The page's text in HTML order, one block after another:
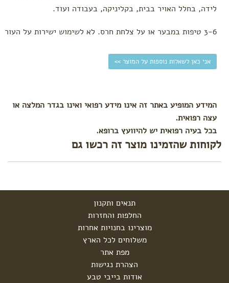
צירים
והתאוששות
לידה, בחלל האויר בבית, בקליניקה, בעבודה ועוד.
3-6 טיפות במבער או על צלחת חרס. לא לשימוש ישירות על העור
אני כאן לשאלות נוספות על המוצר >>
המידע המופיע באתר זה אינו מידע רפואי ואינו בגדר המלצה או
עצה רפואית.
בכל בעיה רפואית יש להיוועץ ברופא.
לקוחות שהזמינו מוצר זה רכשו גם
תנאים ותקנון
החלפות והחזרות
מוצרינו בחנויות אחרות
משלוחים לכל הארץ
מפת אתר
הצהרת נגישות
אודות בייבי טבע